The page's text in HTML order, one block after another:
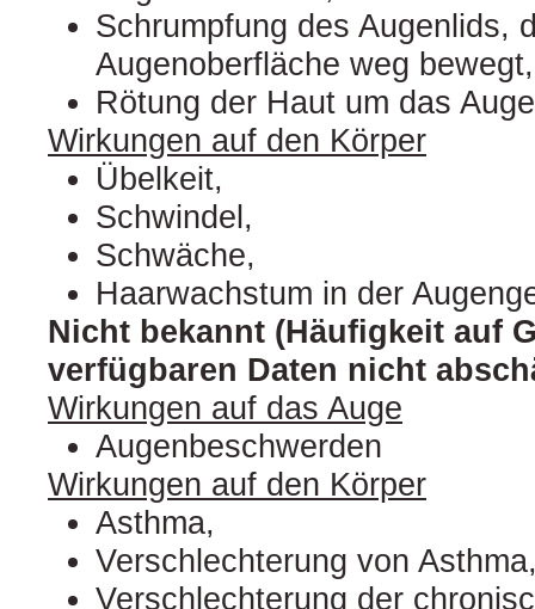
Schrumpfung des Augenlids,
Augenoberfläche weg bewegt,
Rötung der Haut um das
Wirkungen auf den Körper
Übelkeit,
Schwindel,
Schwäche,
Haarwachstum in der
Nicht bekannt (Häufigkeit auf
verfügbaren Daten nicht
Wirkungen auf das Auge
Augenbeschwerden
Wirkungen auf den Körper
Asthma,
Verschlechterung von
Verschlechterung der